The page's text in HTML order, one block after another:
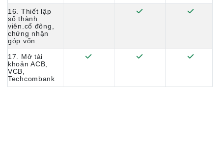
16. Thiết lập
số thành
viên.cổ đông,
chứng nhận
góp vốn…
17. Mở tài
khoản ACB,
VCB,
Techcombank